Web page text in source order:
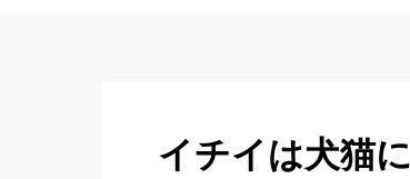
イチイは犬猫